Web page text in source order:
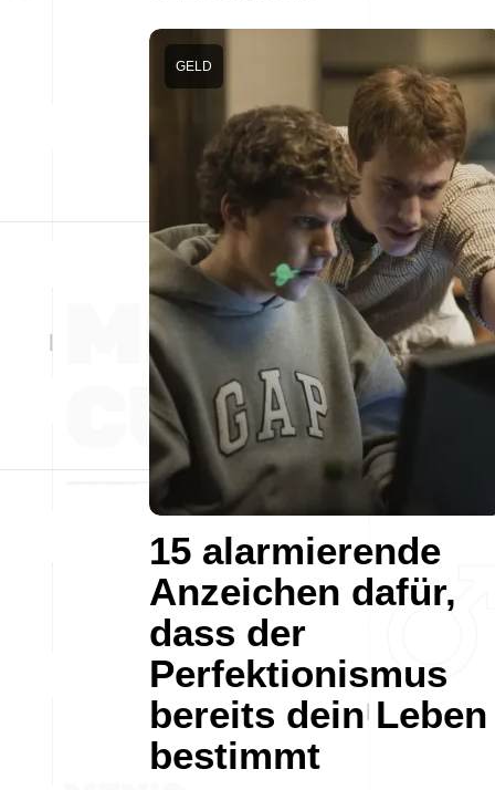
15 alarmierende
Anzeichen dafür,
dass der
Perfektionismus
bereits dein Leben
bestimmt
GELD